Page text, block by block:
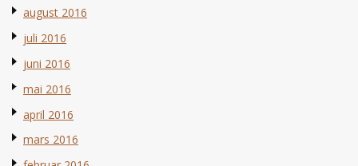
august 2016
juli 2016
juni 2016
mai 2016
april 2016
mars 2016